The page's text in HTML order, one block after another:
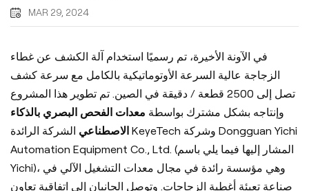
MAR 29, 2024
في الآونة الأخيرة، تم رسميًا استخدام آلة الكشف عن غطاء
الزجاجة عالية السرعة الأوتوماتيكية بالكامل مع سرعة كشف
تصل إلى 2500 قطعة / دقيقة في الصين. تم تطوير هذا المشروع
وإنتاجه بشكل مشترك بواسطة معدات الفحص البصري بالذكاء
الاصطناعي الشركة الرائدة KeyeTech وشركة Dongguan Yichi
Automation Equipment Co., Ltd. (المشار إليها فيما يلي باسم
Yichi)، وهي مؤسسة رائدة في مجال معدات التشغيل الآلي في
صناعة تعبئة أغطية الزجاجات. وتوصل الجانبان إلى اتفاقية تعاون